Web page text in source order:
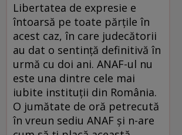
Libertatea de expresie e
întoarsă pe toate părțile în
acest caz, în care judecătorii
au dat o sentință definitivă în
urmă cu doi ani. ANAF-ul nu
este una dintre cele mai
iubite instituții din România.
O jumătate de oră petrecută
în vreun sediu ANAF și n-are